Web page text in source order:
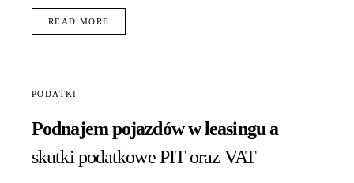
READ MORE
PODATKI
Podnajem pojazdów w leasingu a
skutki podatkowe PIT oraz VAT